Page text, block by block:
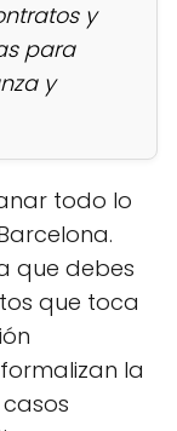
y
para
y
todo lo
que debes
que toca
la